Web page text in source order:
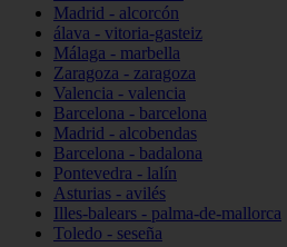
Madrid - alcorcón
álava - vitoria-gasteiz
Málaga - marbella
Zaragoza - zaragoza
Valencia - valencia
Barcelona - barcelona
Madrid - alcobendas
Barcelona - badalona
Pontevedra - lalín
Asturias - avilés
Illes-balears - palma-de-mallorca
Toledo - seseña